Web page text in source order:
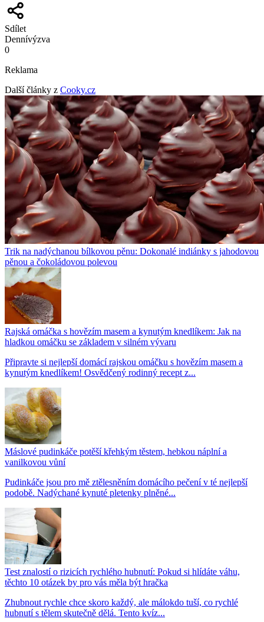
Sdílet
Dennívýzva
0
Reklama
Další články z Cooky.cz
Trik na nadýchanou bílkovou pěnu: Dokonalé indiánky s jahodovou
pěnou a čokoládovou polevou
Rajská omáčka s hovězím masem a kynutým knedlíkem: Jak na
hladkou omáčku se základem v silném vývaru
Připravte si nejlepší domácí rajskou omáčku s hovězím masem a
kynutým knedlíkem! Osvědčený rodinný recept z...
Máslové pudinkáče potěší křehkým těstem, hebkou náplní a
vanilkovou vůní
Pudinkáče jsou pro mě ztělesněním domácího pečení v té nejlepší
podobě. Nadýchané kynuté pletenky plněné...
Test znalostí o rizicích rychlého hubnutí: Pokud si hlídáte váhu,
těchto 10 otázek by pro vás měla být hračka
Zhubnout rychle chce skoro každý, ale málokdo tuší, co rychlé
hubnutí s tělem skutečně dělá. Tento kvíz...